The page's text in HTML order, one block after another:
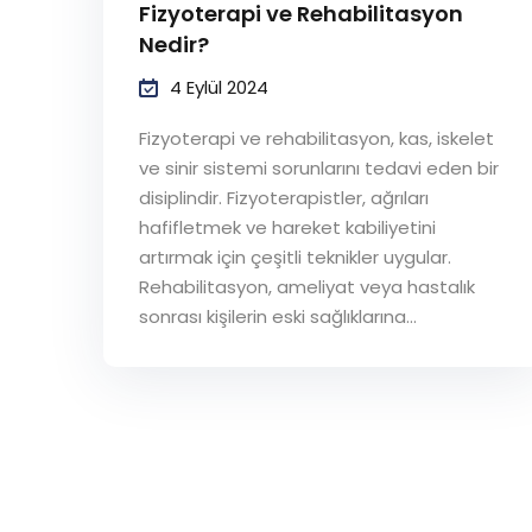
Fizyoterapi ve Rehabilitasyon
Nedir?
4 Eylül 2024
Fizyoterapi ve rehabilitasyon, kas, iskelet
ve sinir sistemi sorunlarını tedavi eden bir
disiplindir. Fizyoterapistler, ağrıları
hafifletmek ve hareket kabiliyetini
artırmak için çeşitli teknikler uygular.
Rehabilitasyon, ameliyat veya hastalık
sonrası kişilerin eski sağlıklarına...